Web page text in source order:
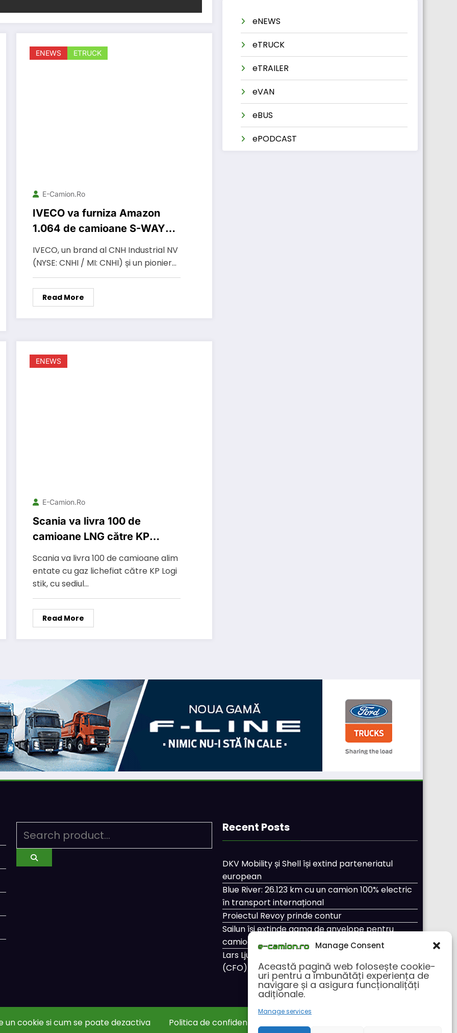
Manage Consent
Această pagină web folosește cookie-
uri pentru a îmbunătăți experiența de
navigare și a asigura funcționalițăți
adiționale.
Manage services
ENEWS ETRUCK
E-Camion.ro
IVECO va furniza Amazon
1.064 de camioane S-WAY
alimentate cu gaz pentru a
sprijini operațiunile europene
IVECO, un brand al CNH Industrial NV
(NYSE: CNHI / MI: CNHI) și un pionier…
Read More
ENEWS
E-Camion.ro
Scania va livra 100 de
camioane LNG către KP
Logistik
Scania va livra 100 de camioane alim
entate cu gaz lichefiat către KP Logi
stik, cu sediul…
Read More
eNEWS
eTRUCK
eTRAILER
eVAN
eBUS
ePODCAST
Recent Posts
DKV Mobility și Shell își extind parteneriatul
european
Blue River: 26.123 km cu un camion 100% electric
în transport internațional
Proiectul Revoy prinde contur
Sailun își extinde gama de anvelope pentru
camioane
Lars Ljungström a fost numit director general
(CFO) pentru cellcentric
un cookie si cum se poate dezactiva Politica de confidentialitate